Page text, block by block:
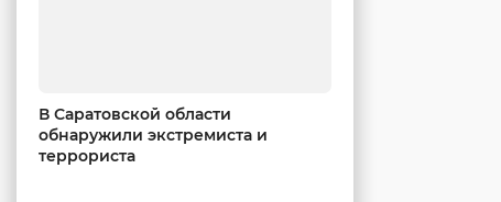
В Саратовской области
обнаружили экстремиста и
террориста